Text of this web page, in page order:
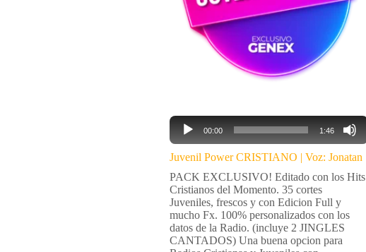
Reproductor
audio
00:00 1:46
Juvenil Power CRISTIANO | Voz: Jonatan
PACK EXCLUSIVO! Editado con los Hits
Cristianos del Momento. 35 cortes
Juveniles, frescos y con Edicion Full y
mucho Fx. 100% personalizados con los
datos de la Radio. (incluye 2 JINGLES
CANTADOS) Una buena opcion para